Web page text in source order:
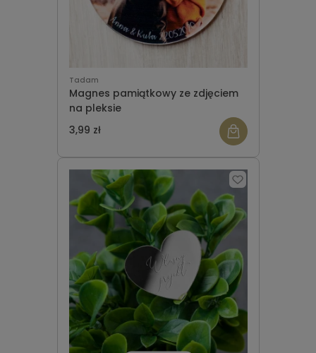
Tadam
Magnes pamiątkowy ze zdjęciem
na pleksie
3,99 zł